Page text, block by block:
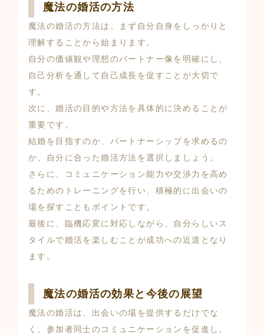
魔法の婚活の方法
魔法の婚活の方法は、まず自分自身をしっかりと
理解することから始まります。
自分の価値観や理想のパートナー像を明確にし、
自己分析を通して自己成長を促すことが大切で
す。
次に、婚活の目的や方法を具体的に決めることが
重要です。
結婚を目指すのか、パートナーシップを求めるの
か、自分に合った婚活方法を選択しましょう。
さらに、コミュニケーション能力や交渉力を高め
るためのトレーニングを行い、積極的に出会いの
場を探すこともポイントです。
最後に、臨機応変に対応しながら、自分らしいス
タイルで婚活を楽しむことが成功への近道となり
ます。
魔法の婚活の効果と今後の展望
魔法の婚活は、出会いの場を提供するだけでな
く、参加者同士のコミュニケーションを促進し、